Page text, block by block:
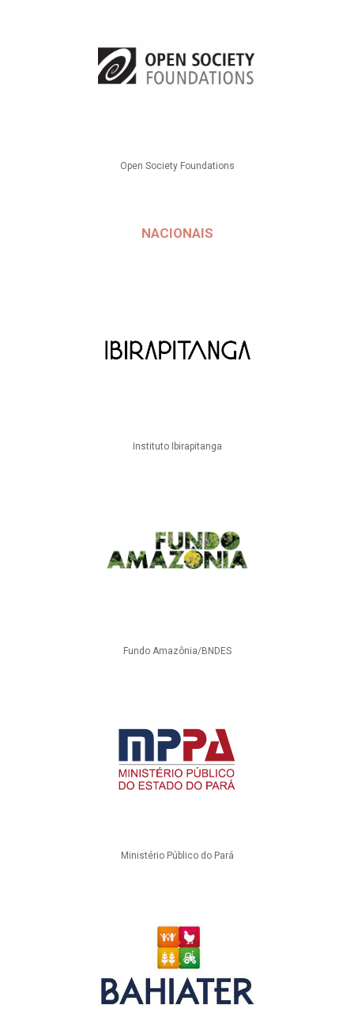
Open Society Foundations
NACIONAIS
Instituto Ibirapitanga
Fundo Amazônia/BNDES
Ministério Público do Pará